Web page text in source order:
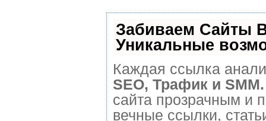
Забиваем Сайты
Уникальные
Каждая ссылка
SEO, Трафик и SMM.
сайта прозрачным и
вечные ссылки,